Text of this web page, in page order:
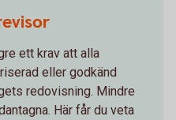
ett krav att alla
eller godkänd
redovisning. Mindre
Här får du veta